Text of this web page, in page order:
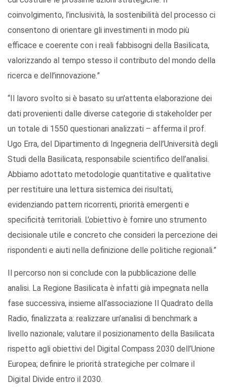
coinvolgimento, l’inclusività, la sostenibilità del processo ci
consentono di orientare gli investimenti in modo più
efficace e coerente con i reali fabbisogni della Basilicata,
valorizzando al tempo stesso il contributo del mondo della
ricerca e dell’innovazione.”
“Il lavoro svolto si è basato su un’attenta elaborazione dei
dati provenienti dalle diverse categorie di stakeholder per
un totale di 1550 questionari analizzati – afferma il prof.
Ugo Erra, del Dipartimento di Ingegneria dell’Università degli
Studi della Basilicata, responsabile scientifico dell’analisi.
Abbiamo adottato metodologie quantitative e qualitative
per restituire una lettura sistemica dei risultati,
evidenziando pattern ricorrenti, priorità emergenti e
specificità territoriali. L’obiettivo è fornire uno strumento
decisionale utile e concreto che consideri la percezione dei
rispondenti e aiuti nella definizione delle politiche regionali.”
Il percorso non si conclude con la pubblicazione delle
analisi. La Regione Basilicata è infatti già impegnata nella
fase successiva, insieme all’associazione Il Quadrato della
Radio, finalizzata a: realizzare un’analisi di benchmark a
livello nazionale; valutare il posizionamento della Basilicata
rispetto agli obiettivi del Digital Compass 2030 dell’Unione
Europea; definire le priorità strategiche per colmare il
Digital Divide entro il 2030.